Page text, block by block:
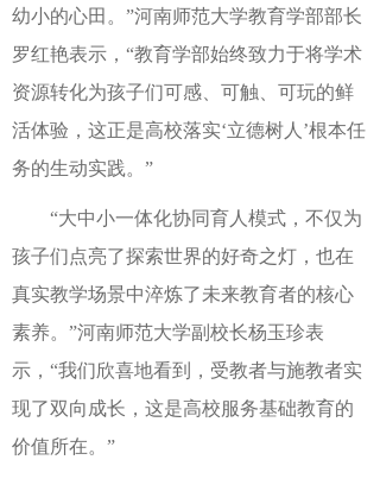
幼小的心田。”河南师范大学教育学部部长
罗红艳表示，“教育学部始终致力于将学术
资源转化为孩子们可感、可触、可玩的鲜
活体验，这正是高校落实‘立德树人’根本任
务的生动实践。”
“大中小一体化协同育人模式，不仅为
孩子们点亮了探索世界的好奇之灯，也在
真实教学场景中淬炼了未来教育者的核心
素养。”河南师范大学副校长杨玉珍表
示，“我们欣喜地看到，受教者与施教者实
现了双向成长，这是高校服务基础教育的
价值所在。”